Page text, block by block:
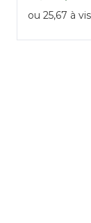
ou 25,67 à